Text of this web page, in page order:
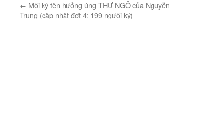
← Mời ký tên hưởng ứng THƯ NGỎ của Nguyễn
Trung (cập nhật đợt 4: 199 người ký)